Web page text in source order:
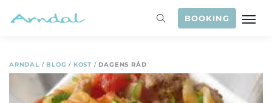
BOOKING
ARNDAL / BLOG / KOST / DAGENS RÅD